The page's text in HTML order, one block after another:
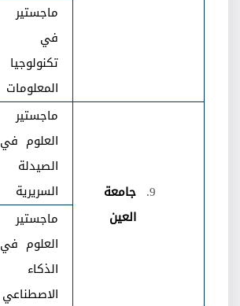
ماجستير
في
تكنولوجيا
المعلومات
جامعة
العين
ماجستير
العلوم في
الصيدلة
السريرية
ماجستير
العلوم في
الذكاء
الاصطناعي